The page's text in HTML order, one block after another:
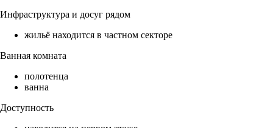
Инфраструктура и досуг рядом
жильё находится в частном секторе
Ванная комната
полотенца
ванна
Доступность